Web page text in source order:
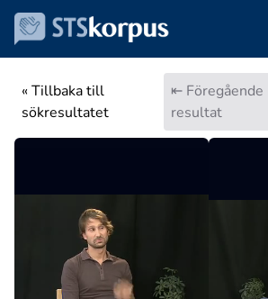
« Tillbaka till
sökresultatet
⇤ Föregående
resultat